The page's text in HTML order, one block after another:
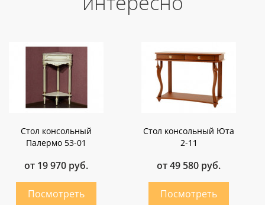
Стол консольный
Палермо 53-01
от 19 970 руб.
Стол консольный Юта
2-11
от 49 580 руб.